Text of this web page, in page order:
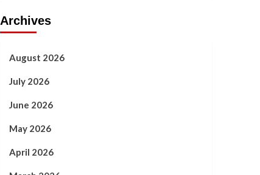
Archives
August 2026
July 2026
June 2026
May 2026
April 2026